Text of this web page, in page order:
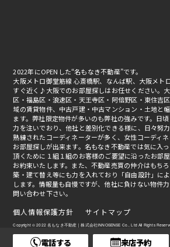
2022年にOPENした“名もなき不動産”です。
大阪メトロ御堂筋線 心斎橋駅、なんば駅、大阪メト
すぐ近く♪大阪でのお部屋探しはお任せください。
区・福島区・浪速区・天王寺区・阿倍野区・東住吉
域の賃貸物件、中古戸建・中古マンション・土地と
ます。弊社限定物件が多いのも弊社の強みです。日
力を注いでおり、他社と差別化できる様に、日々努力
熟練されたコーディネーターが多く、女性コーディ
お部屋探しが出来ます。名もなき不動産では気に入
頂くために１組１組のお客様のご要望に沿ったお部
お約束いたします。また、不動産売買の仲介はもち
築・建て替え等にも力を入れており「自由設計」に
します。情報量も自慢ですが、他社に負けない物件
問い合わせ下さい。
Copyright © 2022 名もなき不動産｜株式会社INNOSENSE Co., Ltd All Rights
個人情報保護方針 サイトマップ
電話する 来店予約